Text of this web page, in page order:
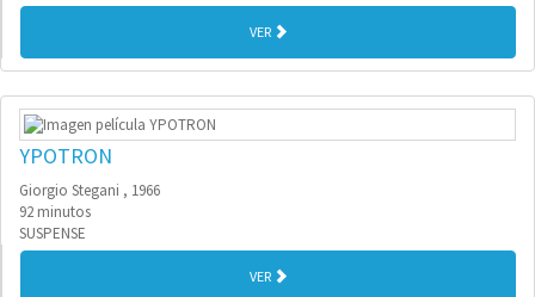
VER
YPOTRON
Giorgio Stegani , 1966
92 minutos
SUSPENSE
VER